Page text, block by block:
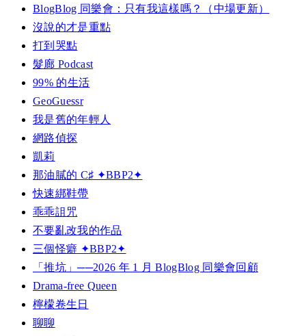
BlogBlog 同樂會：只有我這樣嗎？（中場更新）
沒說的才是重點
打到哭點
髮廊 Podcast
99% 的生活
GeoGuessr
我是舊的年輕人
網路偵探
凱莉
那油膩的 C♯ ✦BBP2✦
快速綁鞋帶
乖乖詛咒
不要亂改我的作品
三個怪癖 ✦BBP2✦
「推坑」──2026 年 1 月 BlogBlog 同樂會回顧
Drama-free Queen
檸檬卷生日
聊聊